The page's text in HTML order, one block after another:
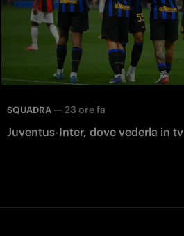
SQUADRA — 23 ore fa
Juventus-Inter, dove vederla in tv